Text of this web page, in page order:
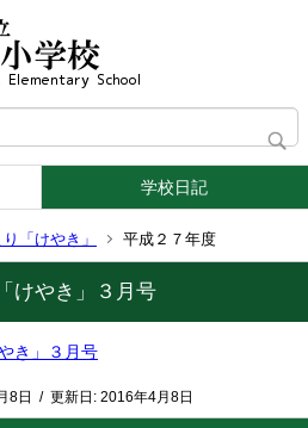
学校日記
「けやき」 平成２７年度
けやき」３月号
き」３月号
8日 / 更新日: 2016年4月8日